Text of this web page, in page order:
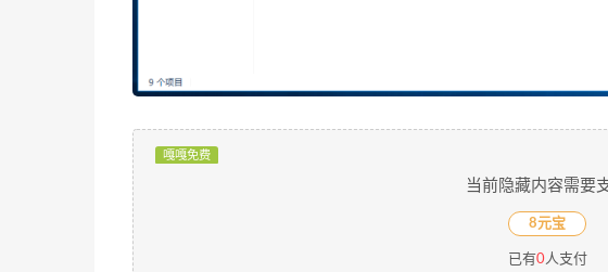
嘎嘎免费
当前隐藏内容需要
8元宝
已有0人支付